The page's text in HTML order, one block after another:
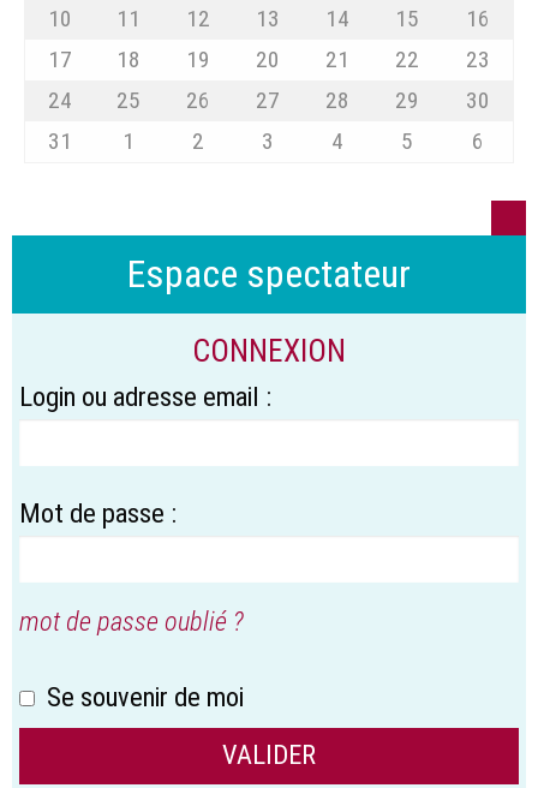
10
11 12 13 14 15
16
17
18 19 20 21 22
23
24
25 26 27 28 29
30
31
1 2 3 4 5 6
Espace spectateur
CONNEXION
Login ou adresse email :
Mot de passe :
mot de passe oublié ?
Se souvenir de moi